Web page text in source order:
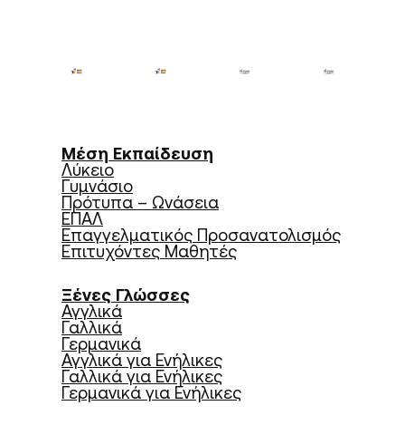
Μέση Εκπαίδευση
Λύκειο
Γυμνάσιο
Πρότυπα – Ωνάσεια
ΕΠΑΛ
Επαγγελματικός Προσανατολισμός
Επιτυχόντες Μαθητές
Ξένες Γλώσσες
Αγγλικά
Γαλλικά
Γερμανικά
Αγγλικά για Ενήλικες
Γαλλικά για Ενήλικες
Γερμανικά για Ενήλικες